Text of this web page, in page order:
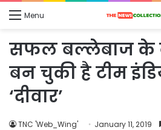
Menu
सफल बल्लेबाज के
बन चुकी है टीम
‘दीवार’
TNC 'Web_Wing' January 11, 2019